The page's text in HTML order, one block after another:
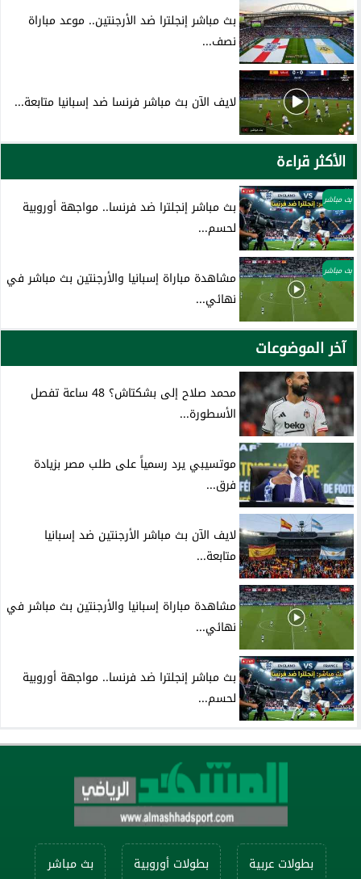
بث مباشر إنجلترا ضد الأرجنتين.. موعد مباراة
نصف...
لايف الآن بث مباشر فرنسا ضد إسبانيا متابعة...
الأكثر قراءة
بث مباشر
بث مباشر إنجلترا ضد فرنسا.. مواجهة أوروبية
لحسم...
بث مباشر
مشاهدة مباراة إسبانيا والأرجنتين بث مباشر في
نهائي...
آخر الموضوعات
محمد صلاح إلى بشكتاش؟ 48 ساعة تفصل
الأسطورة...
موتسيبي يرد رسمياً على طلب مصر بزيادة
فرق...
لايف الآن بث مباشر الأرجنتين ضد إسبانيا
متابعة...
مشاهدة مباراة إسبانيا والأرجنتين بث مباشر في
نهائي...
بث مباشر إنجلترا ضد فرنسا.. مواجهة أوروبية
لحسم...
بطولات عربية بطولات أوروبية بث مباشر